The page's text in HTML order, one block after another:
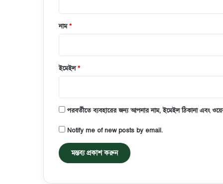
নাম*
ইমেইল*
পরবর্তীতে ব্যবহারের জন্য আপনার নাম, ইমেইল ঠিকানা এবং
Notify me of new posts by email.